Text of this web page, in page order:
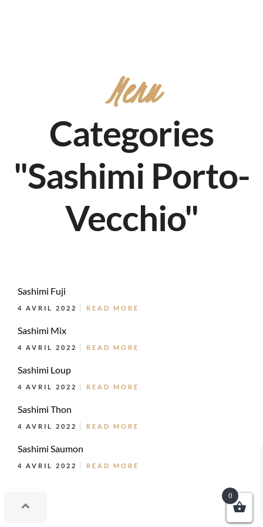
Menu
Categories
"Sashimi Porto-
Vecchio"
Sashimi Fuji
4 AVRIL 2022 READ MORE
Sashimi Mix
4 AVRIL 2022 READ MORE
Sashimi Loup
4 AVRIL 2022 READ MORE
Sashimi Thon
4 AVRIL 2022 READ MORE
Sashimi Saumon
4 AVRIL 2022 READ MORE
0